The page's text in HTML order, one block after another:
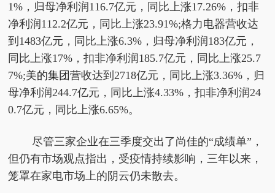
1%，归母净利润116.7亿元，同比上涨17.26%，扣非
净利润112.2亿元，同比上涨23.91%;格力电器营收达
到1483亿元，同比上涨6.3%，归母净利润183亿元，
同比上涨17%，扣非净利润185.7亿元，同比上涨25.7
7%;美的集团营收达到2718亿元，同比上涨3.36%，归
母净利润244.7亿元，同比上涨4.33%，扣非净利润24
0.7亿元，同比上涨6.65%。
尽管三家企业在三季度交出了尚佳的“成绩单”，
但仍有市场观点指出，受疫情持续影响，三年以来，
笼罩在家电市场上的阴云仍未散去。